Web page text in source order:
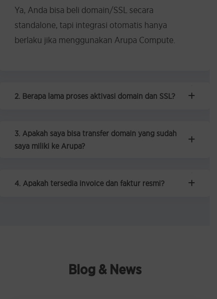
Ya, Anda bisa beli domain/SSL secara
standalone, tapi integrasi otomatis hanya
berlaku jika menggunakan Arupa Compute.
2. Berapa lama proses aktivasi domain dan SSL?
3. Apakah saya bisa transfer domain yang sudah
saya miliki ke Arupa?
4. Apakah tersedia invoice dan faktur resmi?
Blog & News